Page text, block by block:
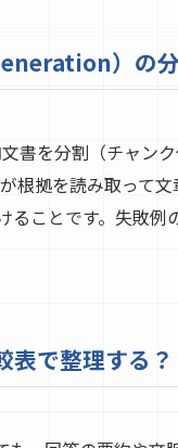
）の
書を分割（チャン
根拠を読み取って
ことです。失敗例
表で整理する？